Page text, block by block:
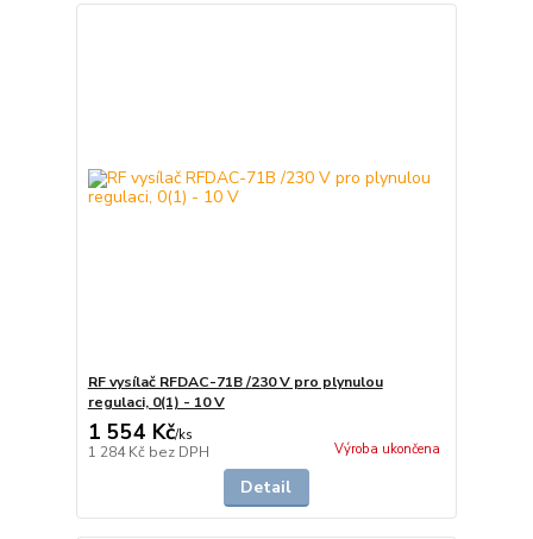
RF vysílač RFDAC-71B /230 V pro plynulou
regulaci, 0(1) - 10 V
1 554 Kč/ks
1 284 Kč bez DPH Výroba ukončena
Detail